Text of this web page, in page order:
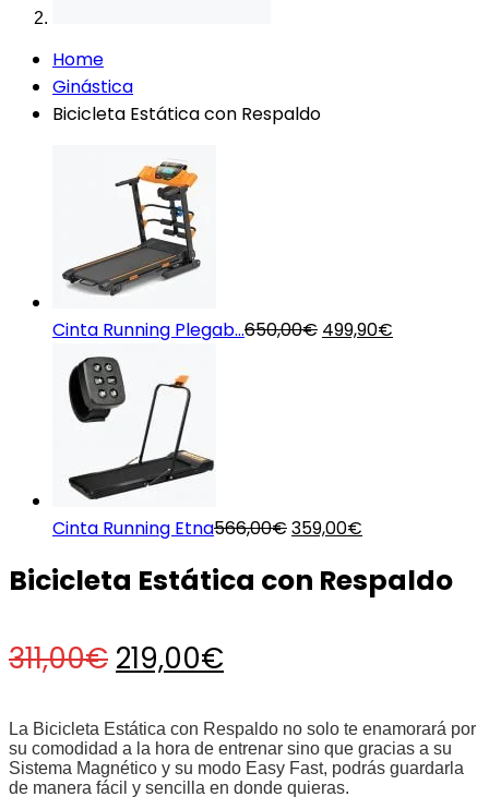
Home
Ginástica
Bicicleta Estática con Respaldo
Cinta Running Plegab...650,00€ O
499,90€
Cinta Running Etna566,00€O
original
359,00€
atual
Bicicleta Estática con Respaldo
311,00€ O
preço
original
219,00€
preço
atual
La Bicicleta Estática con Respaldo no solo te enamorará por
su comodidad a la hora de entrenar sino que gracias a su
Sistema Magnético y su modo Easy Fast, podrás guardarla
de manera fácil y sencilla en donde quieras.